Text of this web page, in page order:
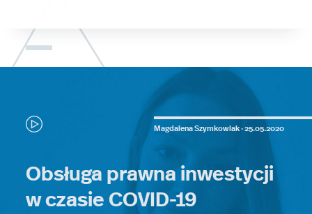
Magdalena Szymkowiak ·25.05.2020
Obsługa prawna inwestycji
w czasie COVID-19